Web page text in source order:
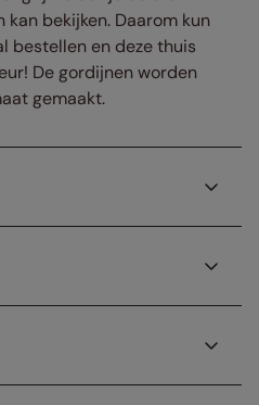
bekijken. Daarom kun
bestellen en deze thuis
De gordijnen worden
gemaakt.